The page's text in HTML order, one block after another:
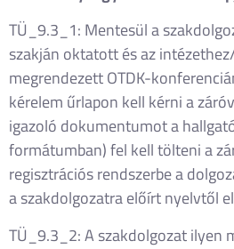
TÜ_9.3_1: Mentesül a
szakján oktatott és az
megrendezett OTDK-
kérelem űrlapon kell kérni a
igazoló dokumentumot a
formátumban) fel kell tölteni a
regisztrációs rendszerbe a
a szakdolgozatra előírt nyelvtől
TÜ_9.3_2: A szakdolgozat ilyen